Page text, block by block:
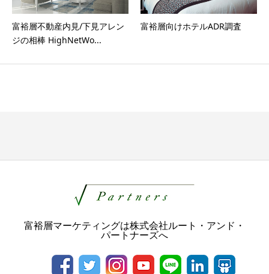
富裕層不動産内見/下見アレン
ジの相棒 HighNetWo...
富裕層向けホテルADR調査
富裕層マーケティングは株式会社ルート・アンド・
パートナーズへ